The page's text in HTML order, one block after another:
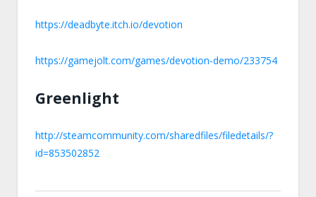
https://deadbyte.itch.io/devotion
https://gamejolt.com/games/devotion-demo/233754
Greenlight
http://steamcommunity.com/sharedfiles/filedetails/?
id=853502852